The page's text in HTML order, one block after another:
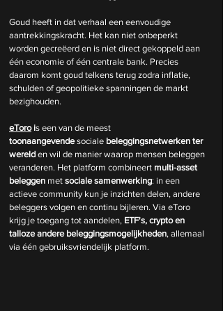
Goud heeft in dat verhaal een eenvoudige
aantrekkingskracht. Het kan niet onbeperkt
worden gecreëerd en is niet direct gekoppeld aan
één economie of één centrale bank. Precies
daarom komt goud telkens terug zodra inflatie,
schulden of geopolitieke spanningen de markt
bezighouden.
eToro is een van de meest
toonaangevende sociale beleggingsnetwerken ter
wereld en wil de manier waarop mensen beleggen
veranderen. Het platform combineert multi-asset
beleggen met sociale samenwerking: in een
actieve community kun je inzichten delen, andere
beleggers volgen en continu bijleren. Via eToro
krijg je toegang tot aandelen, ETF's, crypto en
talloze andere beleggingsmogelijkheden, allemaal
via één gebruiksvriendelijk platform.